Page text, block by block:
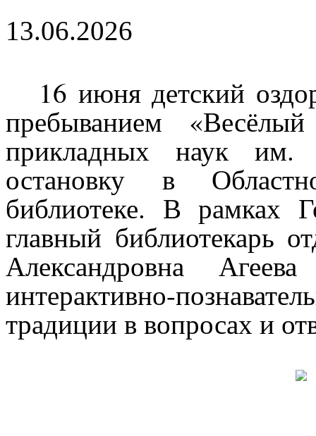
13.06.2026
16 июня детский
пребыванием
прикладных наук им.
остановку в
библиотеке. В рамках
главный библиотекарь
Александровна
интерактивно-
традиции в вопросах и